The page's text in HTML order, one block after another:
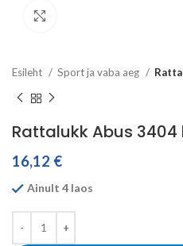
Esileht Sport ja vaba aeg
Rattalukk Abus 3404
16,12 €
Ainult 4 laos